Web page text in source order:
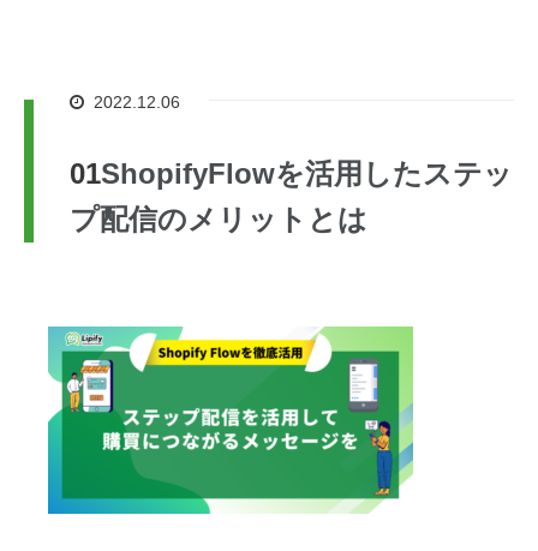
2022.12.06
ShopifyFlowを活用したステッ
プ配信のメリットとは